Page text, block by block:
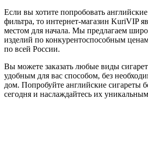
Если вы хотите попробовать
фильтра, то интернет-магазин KuriVIP
местом для начала. Мы предлагаем
изделий по конкурентоспособным
по всей России.
Вы можете заказать любые виды
удобным для вас способом, без
дом. Попробуйте английские сигареты
сегодня и наслаждайтесь их